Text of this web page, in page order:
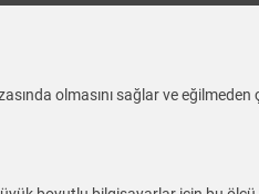
olmasını sağlar ve eğilmeden